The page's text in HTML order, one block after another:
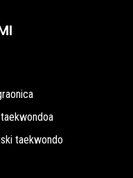
taekwondo